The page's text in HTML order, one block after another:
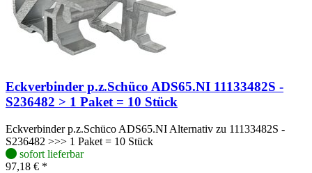
Eckverbinder p.z.Schüco ADS65.NI 11133482S -
S236482 > 1 Paket = 10 Stück
Eckverbinder p.z.Schüco ADS65.NI Alternativ zu 11133482S -
S236482 >>> 1 Paket = 10 Stück
sofort lieferbar
97,18 € *